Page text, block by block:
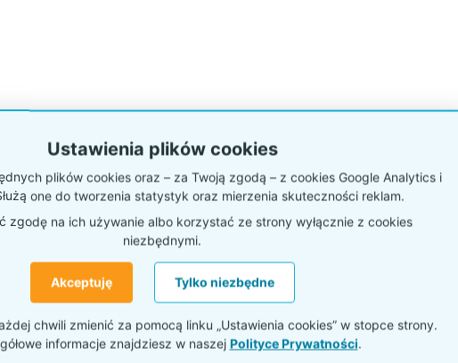
Ustawienia plików cookies
plików cookies oraz – za Twoją zgodą – z cookies Google Analytics i
one do tworzenia statystyk oraz mierzenia skuteczności reklam.
zgodę na ich używanie albo korzystać ze strony wyłącznie z cookies
niezbędnymi.
Akceptuję Tylko niezbędne
chwili zmienić za pomocą linku „Ustawienia cookies” w stopce strony.
informacje znajdziesz w naszej Polityce Prywatności.